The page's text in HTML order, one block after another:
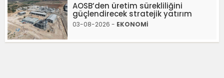
AOSB’den üretim sürekliliğini
güçlendirecek stratejik yatırım
03-08-2026 - EKONOMİ